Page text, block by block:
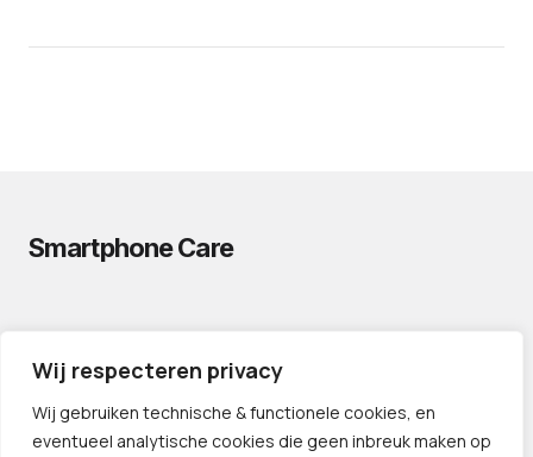
Wij respecteren privacy
Wij gebruiken technische & functionele cookies, en
eventueel analytische cookies die geen inbreuk maken op
Smartphone Care
CONTACT